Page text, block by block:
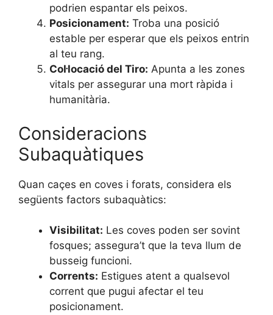
podrien espantar els peixos.
Posicionament: Troba una posició
estable per esperar que els peixos entrin
al teu rang.
Col·locació del Tiro: Apunta a les zones
vitals per assegurar una mort ràpida i
humanitària.
Consideracions
Subaquàtiques
Quan caçes en coves i forats, considera els
següents factors subaquàtics:
Visibilitat: Les coves poden ser sovint
fosques; assegura’t que la teva llum de
busseig funcioni.
Corrents: Estigues atent a qualsevol
corrent que pugui afectar el teu
posicionament.